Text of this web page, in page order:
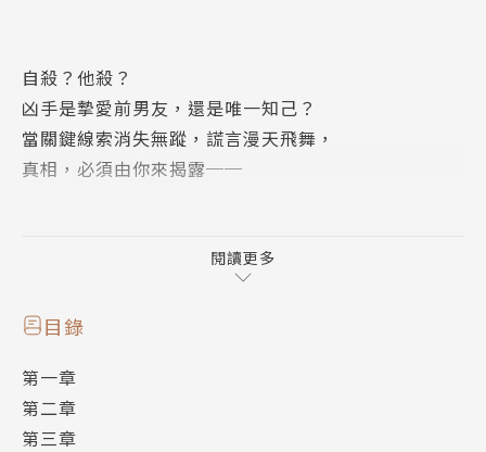
自殺？他殺？
凶手是摯愛前男友，還是唯一知己？
當關鍵線索消失無蹤，謊言漫天飛舞，
真相，必須由你來揭露──
｜東野圭吾向讀者下戰書｜
書末為謎團投下未解懸念震撼彈！
推理迷挑戰自我必讀之作
【作者的話】
「由讀者來推理，這才是推理小說！」──東野圭吾
閱讀更多
目錄
第一章
第二章
第三章